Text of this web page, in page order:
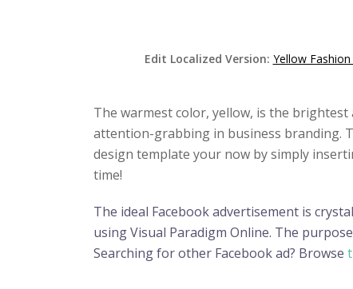
Edit Localized Version: Yellow
The warmest color, yellow, is the
attention-grabbing in business branding.
design template your now by simply
time!
The ideal Facebook advertisement is
using Visual Paradigm Online. The
Searching for other Facebook ad? Browse